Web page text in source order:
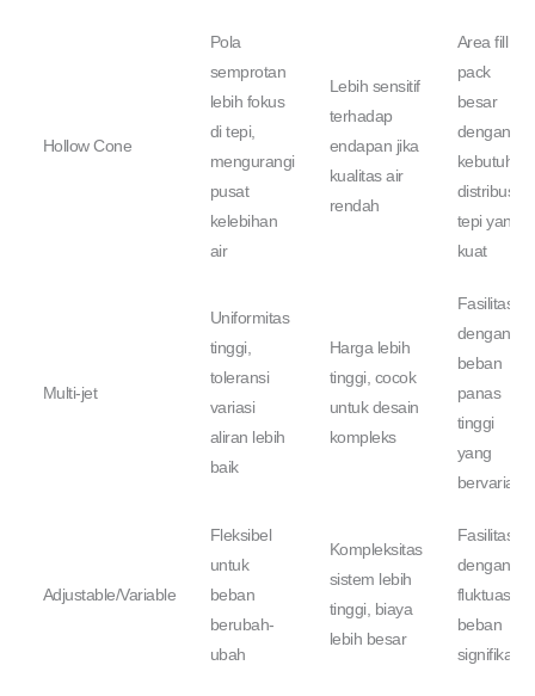
Hollow Cone
Pola
semprotan
lebih fokus
di tepi,
mengurangi
pusat
kelebihan
air
Lebih sensitif
terhadap
endapan jika
kualitas air
rendah
Area fill
pack
besar
dengan
kebutuhan
distribusi
tepi yang
kuat
Multi-jet
Uniformitas
tinggi,
toleransi
variasi
aliran lebih
baik
Harga lebih
tinggi, cocok
untuk desain
kompleks
Fasilitas
dengan
beban
panas
tinggi
yang
bervariasi
Adjustable/Variable
Fleksibel
untuk
beban
berubah-
ubah
Kompleksitas
sistem lebih
tinggi, biaya
lebih besar
Fasilitas
dengan
fluktuasi
beban
signifikan